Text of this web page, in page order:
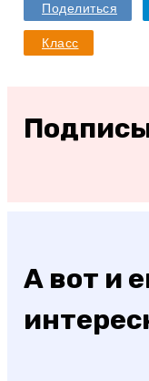
Поделиться
Класс
А вот и